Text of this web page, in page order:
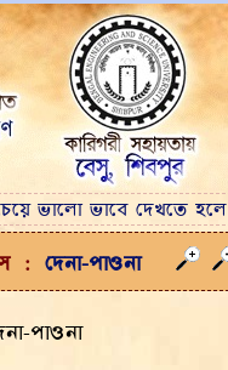
ভালো ভাবে দেখতে হলে
: দেনা-পাওনা
পাওনা